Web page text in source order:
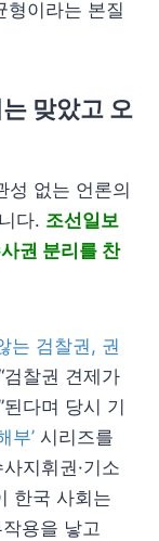
형이라는 본질
는 맞았고 오
성 없는 언론의
다. 조선일보
권 분리를 찬
는 검찰권, 권
찰권 견제가
다며 당시 기
부’ 시리즈를
지휘권·기소
한국 사회는
용을 낳고